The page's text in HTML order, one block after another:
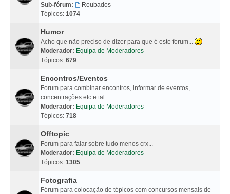
Sub-fórum:
Roubados
Tópicos: 1074
Humor
Acho que não preciso de dizer para que é este forum...
Moderador: Equipa de Moderadores
Tópicos: 679
Encontros/Eventos
Forum para combinar encontros, informar de eventos,
concentrações etc e tal
Moderador: Equipa de Moderadores
Tópicos: 718
Offtopic
Forum para falar sobre tudo menos crx...
Moderador: Equipa de Moderadores
Tópicos: 1305
Fotografia
Fórum para colocação de tópicos com concursos mensais de